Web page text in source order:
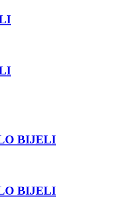
BIJELI
BIJELI